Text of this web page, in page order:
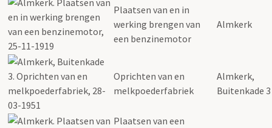
Plaatsen van en in
werking brengen van
een benzinemotor
Almkerk
Oprichten van en
melkpoederfabriek
Almkerk,
Buitenkade 3
Plaatsen van een